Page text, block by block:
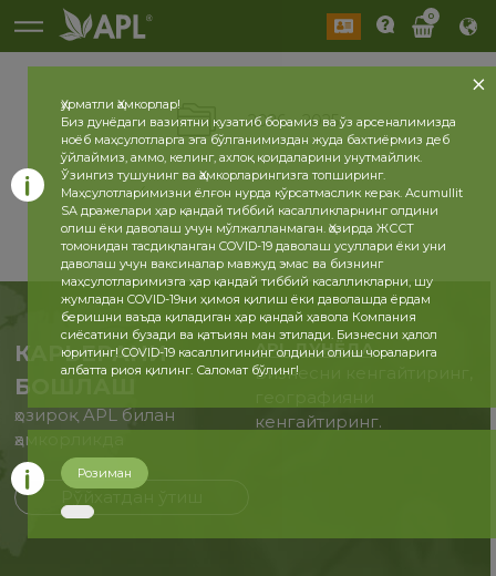
0
2026 2025
КАРЬЕРАНИ
БОШЛАШ
ҳозироқ APL билан
ҳамкорликда
APL ДУНЁДА
Бизнесни кенгайтиринг,
кенгайтиринг.
Ҳурматли Ҳамкорлар!
Биз дунёдаги вазиятни кузатиб борамиз ва ўз арсеналимизда
ноёб маҳсулотларга эга бўлганимиздан жуда бахтиёрмиз деб
ўйлаймиз, аммо, келинг, ахлоқ қоидаларини унутмайлик.
Ўзингиз тушунинг ва Ҳамкорларингизга топширинг.
Маҳсулотларимизни ёлғон нурда кўрсатмаслик керак. Acumullit
SA дражелари ҳар қандай тиббий касалликларнинг олдини
олиш ёки даволаш учун мўлжалланмаган. Ҳозирда ЖССТ
томонидан тасдиқланган COVID-19 даволаш усуллари ёки уни
даволаш учун ваксиналар мавжуд эмас ва бизнинг
маҳсулотларимизга ҳар қандай тиббий касалликларни, шу
жумладан COVID-19ни ҳимоя қилиш ёки даволашда ёрдам
беришни ваъда қиладиган ҳар қандай ҳавола Компания
сиёсатини бузади ва қатъиян ман этилади. Бизнесни ҳалол
юритинг! COVID-19 касаллигининг олдини олиш чораларига
албатта риоя қилинг. Саломат бўлинг!
Розиман